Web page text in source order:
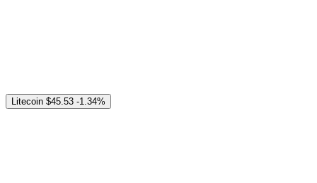
Litecoin $45.53 -1.34%